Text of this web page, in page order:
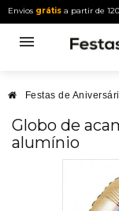
Envios grátis a partir de
Festas de
Globo de
alumínio